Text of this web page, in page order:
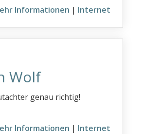
Informationen | Internet
Wolf
genau richtig!
Informationen | Internet